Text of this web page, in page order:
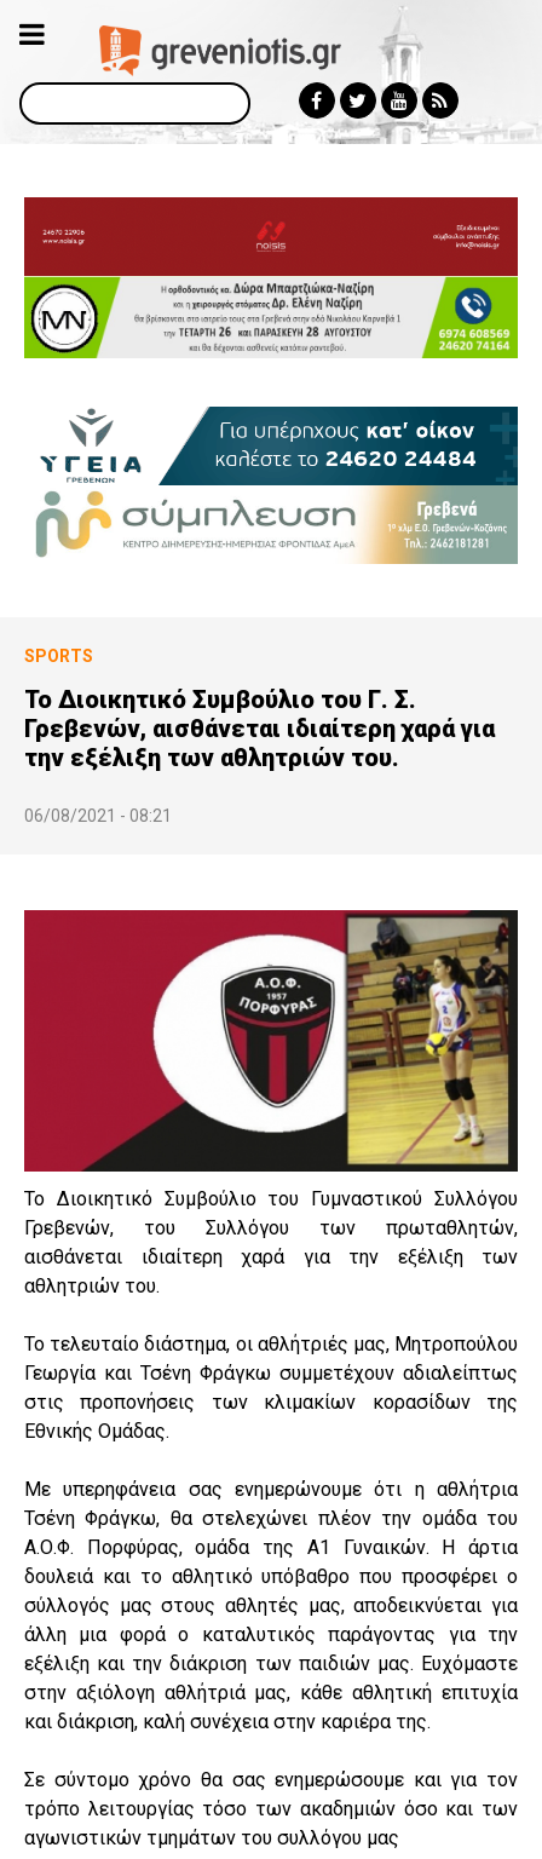
Αναζήτηση
SPORTS
Το Διοικητικό Συμβούλιο του Γ. Σ.
Γρεβενών, αισθάνεται ιδιαίτερη χαρά για
την εξέλιξη των αθλητριών του.
06/08/2021 - 08:21
Το Διοικητικό Συμβούλιο του Γυμναστικού Συλλόγου
Γρεβενών, του Συλλόγου των πρωταθλητών,
αισθάνεται ιδιαίτερη χαρά για την εξέλιξη των
αθλητριών του.
Το τελευταίο διάστημα, οι αθλήτριές μας, Μητροπούλου
Γεωργία και Τσένη Φράγκω συμμετέχουν αδιαλείπτως
στις προπονήσεις των κλιμακίων κορασίδων της
Εθνικής Ομάδας.
Με υπερηφάνεια σας ενημερώνουμε ότι η αθλήτρια
Τσένη Φράγκω, θα στελεχώνει πλέον την ομάδα του
Α.Ο.Φ. Πορφύρας, ομάδα της Α1 Γυναικών. Η άρτια
δουλειά και το αθλητικό υπόβαθρο που προσφέρει ο
σύλλογός μας στους αθλητές μας, αποδεικνύεται για
άλλη μια φορά ο καταλυτικός παράγοντας για την
εξέλιξη και την διάκριση των παιδιών μας. Ευχόμαστε
στην αξιόλογη αθλήτριά μας, κάθε αθλητική επιτυχία
και διάκριση, καλή συνέχεια στην καριέρα της.
Σε σύντομο χρόνο θα σας ενημερώσουμε και για τον
τρόπο λειτουργίας τόσο των ακαδημιών όσο και των
αγωνιστικών τμημάτων του συλλόγου μας